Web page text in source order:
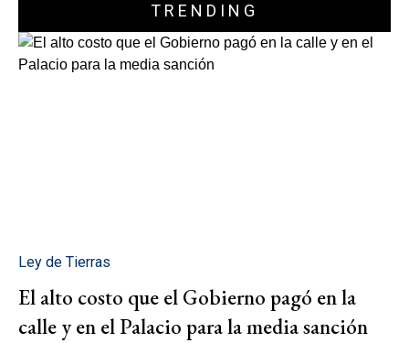
TRENDING
Ley de Tierras
El alto costo que el Gobierno pagó en la
calle y en el Palacio para la media sanción